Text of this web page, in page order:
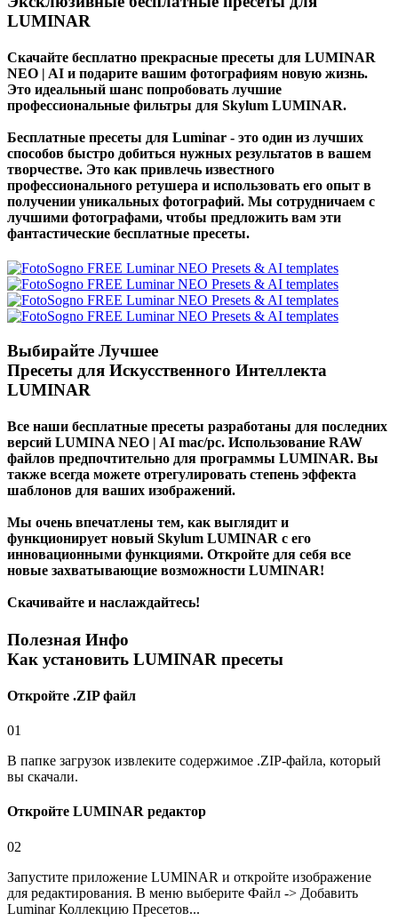
LUMINAR
Скачайте бесплатно прекрасные пресеты для LUMINAR
NEO | AI и подарите вашим фотографиям новую жизнь.
Это идеальный шанс попробовать лучшие
профессиональные фильтры для Skylum LUMINAR.
Бесплатные пресеты для Luminar - это один из лучших
способов быстро добиться нужных результатов в вашем
творчестве. Это как привлечь известного
профессионального ретушера и использовать его опыт в
получении уникальных фотографий. Мы сотрудничаем с
лучшими фотографами, чтобы предложить вам эти
фантастические бесплатные пресеты.
Выбирайте Лучшее
Пресеты для Искусственного Интеллекта
LUMINAR
Все наши бесплатные пресеты разработаны для последних
версий LUMINA NEO | AI mac/pc. Использование RAW
файлов предпочтительно для программы LUMINAR. Вы
также всегда можете отрегулировать степень эффекта
шаблонов для ваших изображений.
Мы очень впечатлены тем, как выглядит и
функционирует новый Skylum LUMINAR с его
инновационными функциями. Откройте для себя все
новые захватывающие возможности LUMINAR!
Скачивайте и наслаждайтесь!
Полезная Инфо
Как установить LUMINAR пресеты
Откройте .ZIP файл
01
В папке загрузок извлеките содержимое .ZIP-файла, который
вы скачали.
Откройте LUMINAR редактор
02
Запустите приложение LUMINAR и откройте изображение
для редактирования. В меню выберите Файл -> Добавить
Luminar Коллекцию Пресетов...